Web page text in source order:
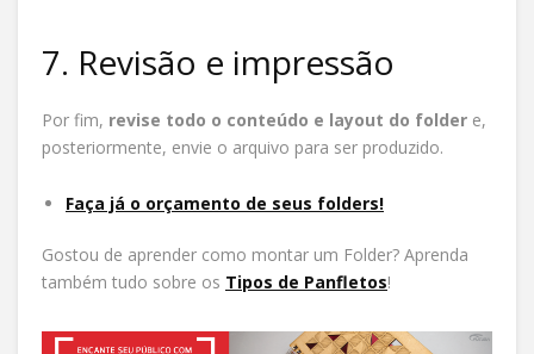
7. Revisão e impressão
Por fim, revise todo o conteúdo e layout do folder e,
posteriormente, envie o arquivo para ser produzido.
Faça já o orçamento de seus folders!
Gostou de aprender como montar um Folder? Aprenda
também tudo sobre os Tipos de Panfletos!